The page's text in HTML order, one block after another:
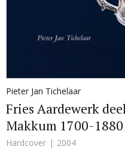
Pieter Jan Tichelaar
Fries Aardewerk
Makkum 1700-1880
Hardcover 2004